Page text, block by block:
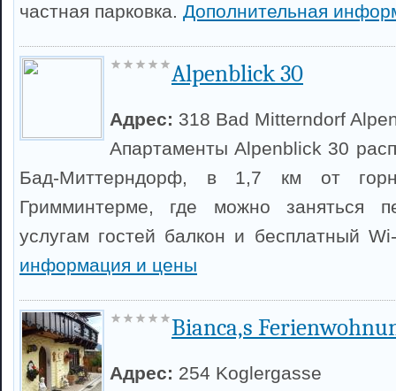
частная парковка. Дополнительная
Alpenblick 30
Адрес: 318 Bad Mitterndorf
Апартаменты Alpenblick 30
Бад-Миттерндорф, в 1,7 км от
Гримминтерме, где можно заняться
услугам гостей балкон и бесплатный
информация и цены
Bianca,s
Адрес: 254 Koglergasse